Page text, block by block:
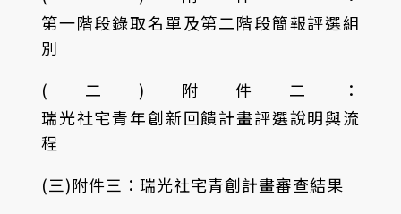
第一階段錄取名單及第二階段簡報評選組
別
(二)附件二：
瑞光社宅青年創新回饋計畫評選說明與流
程
(三)附件三： 瑞光社宅青創計畫審查結果